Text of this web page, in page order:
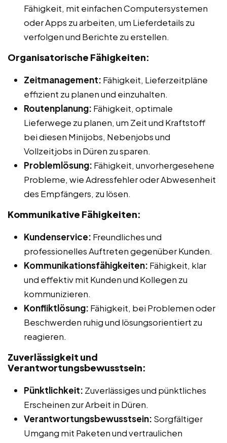
Fähigkeit, mit einfachen Computersystemen
oder Apps zu arbeiten, um Lieferdetails zu
verfolgen und Berichte zu erstellen.
Organisatorische Fähigkeiten:
Zeitmanagement: Fähigkeit, Lieferzeitpläne
effizient zu planen und einzuhalten.
Routenplanung: Fähigkeit, optimale
Lieferwege zu planen, um Zeit und Kraftstoff
bei diesen Minijobs, Nebenjobs und
Vollzeitjobs in Düren zu sparen.
Problemlösung: Fähigkeit, unvorhergesehene
Probleme, wie Adressfehler oder Abwesenheit
des Empfängers, zu lösen.
Kommunikative Fähigkeiten:
Kundenservice: Freundliches und
professionelles Auftreten gegenüber Kunden.
Kommunikationsfähigkeiten: Fähigkeit, klar
und effektiv mit Kunden und Kollegen zu
kommunizieren.
Konfliktlösung: Fähigkeit, bei Problemen oder
Beschwerden ruhig und lösungsorientiert zu
reagieren.
Zuverlässigkeit und
Verantwortungsbewusstsein:
Pünktlichkeit: Zuverlässiges und pünktliches
Erscheinen zur Arbeit in Düren.
Verantwortungsbewusstsein: Sorgfältiger
Umgang mit Paketen und vertraulichen